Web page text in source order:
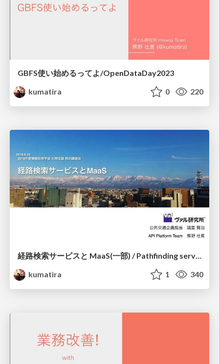
GBFS使い始めるってよ/OpenDataDay2023
kumatira
0 220
kumatira
1 340